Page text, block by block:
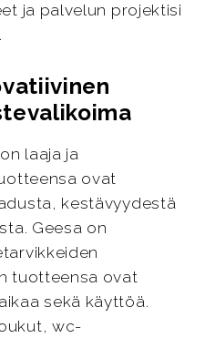
ja palvelun projektisi
laaja ja
ovat
kestävyydestä
Geesa on
tuotteensa ovat
sekä käyttöä.
wc-